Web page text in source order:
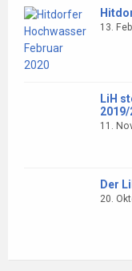
13.
LiH
2019/
11.
Der
20.